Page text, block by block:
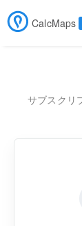
CalcMaps
サブスクリ